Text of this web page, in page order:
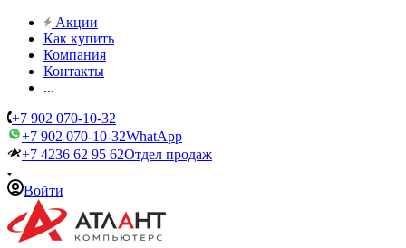
Акции
Как купить
Компания
Контакты
...
+7 902 070-10-32
+7 902 070-10-32WhatApp
+7 4236 62 95 62Отдел продаж
Войти